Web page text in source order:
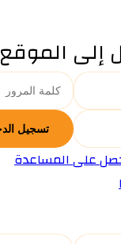
إلى الموقع
على المساعدة